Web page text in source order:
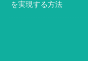
を実現する方法